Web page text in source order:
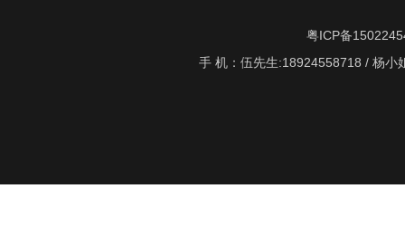
粤ICP备
手 机：伍先生:18924558718 / 杨